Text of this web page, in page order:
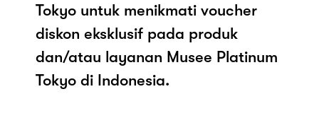
Tokyo untuk menikmati voucher
diskon eksklusif pada produk
dan/atau layanan Musee Platinum
Tokyo di Indonesia.